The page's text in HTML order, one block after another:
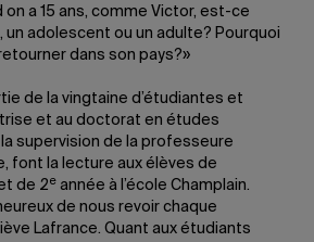
on a 15 ans, comme Victor, est-ce
un adolescent ou un adulte? Pourquoi
dans son pays?»
de la vingtaine d’étudiantes et
et au doctorat en études
supervision de la professeure
font la lecture aux élèves de
de 2e année à l’école Champlain.
de nous revoir chaque
Lafrance. Quant aux étudiants